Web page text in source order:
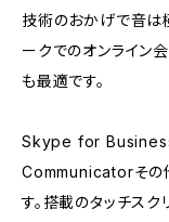
技術のおかげで音は
ークでのオンライン
も最適です。
Skype for
Communicatorその
す。搭載のタッチス